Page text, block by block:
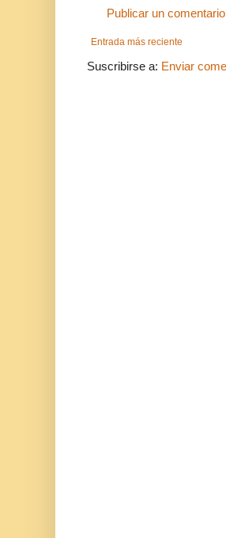
Publicar un comentario
Entrada más reciente
Suscribirse a: Enviar